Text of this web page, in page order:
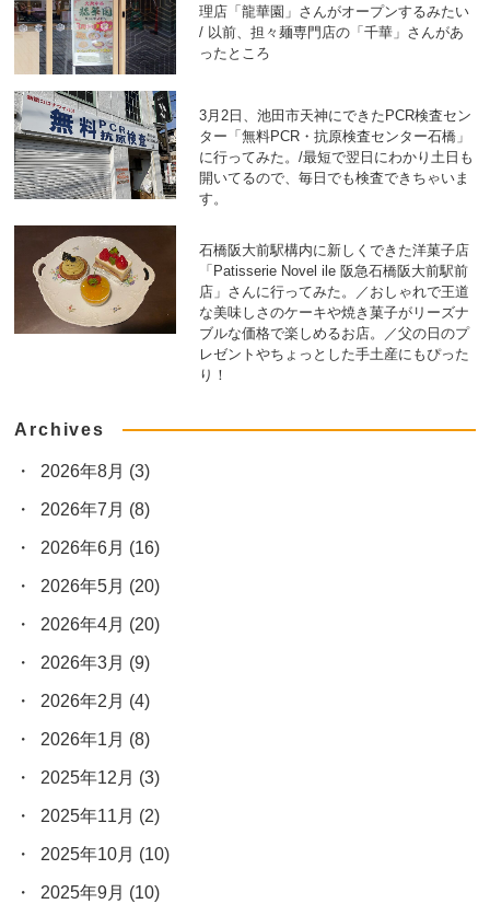
理店「龍華園」さんがオープンするみたい
/ 以前、担々麺専門店の「千華」さんがあ
ったところ
3月2日、池田市天神にできたPCR検査セン
ター「無料PCR・抗原検査センター石橋」
に行ってみた。/最短で翌日にわかり土日も
開いてるので、毎日でも検査できちゃいま
す。
石橋阪大前駅構内に新しくできた洋菓子店
「Patisserie Novel ile 阪急石橋阪大前駅前
店」さんに行ってみた。／おしゃれで王道
な美味しさのケーキや焼き菓子がリーズナ
ブルな価格で楽しめるお店。／父の日のプ
レゼントやちょっとした手土産にもぴった
り！
Archives
2026年8月 (3)
2026年7月 (8)
2026年6月 (16)
2026年5月 (20)
2026年4月 (20)
2026年3月 (9)
2026年2月 (4)
2026年1月 (8)
2025年12月 (3)
2025年11月 (2)
2025年10月 (10)
2025年9月 (10)